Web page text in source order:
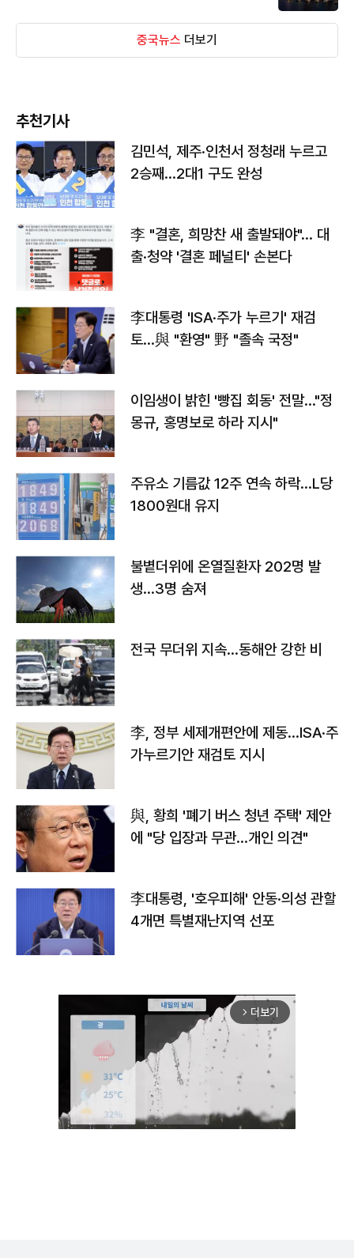
중국뉴스 더보기
추천기사
김민석, 제주·인천서 정청래 누르고
2승째…2대1 구도 완성
李 "결혼, 희망찬 새 출발돼야"… 대
출·청약 '결혼 페널티' 손본다
李대통령 'ISA·주가 누르기' 재검
토…與 "환영" 野 "졸속 국정"
이임생이 밝힌 '빵집 회동' 전말…"정
몽규, 홍명보로 하라 지시"
주유소 기름값 12주 연속 하락…L당
1800원대 유지
불볕더위에 온열질환자 202명 발
생…3명 숨져
전국 무더위 지속…동해안 강한 비
李, 정부 세제개편안에 제동…ISA·주
가누르기안 재검토 지시
與, 황희 '폐기 버스 청년 주택' 제안
에 "당 입장과 무관…개인 의견"
李대통령, '호우피해' 안동·의성 관할
4개면 특별재난지역 선포
arrow_forward_ios 더보기